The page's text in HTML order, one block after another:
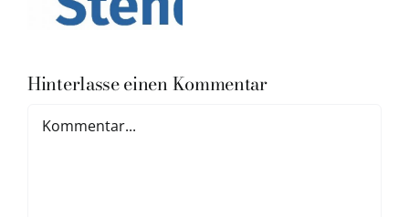
Hinterlasse einen Kommentar
Kommentar